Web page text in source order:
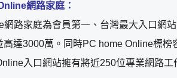
網路家庭：
網路家庭為會員第一、台灣最大入口網
高達3000萬。同時PC home Online標
入口網站擁有將近250位專業網路